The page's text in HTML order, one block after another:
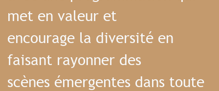
met en valeur et
encourage la diversité en
faisant rayonner des
scènes émergentes dans toute